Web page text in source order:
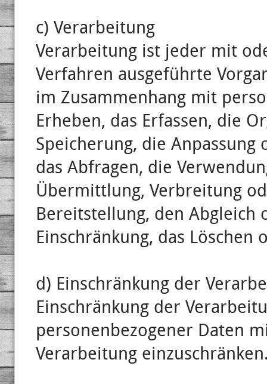
c) Verarbeitung
Verarbeitung ist jeder mit
Verfahren ausgeführte
im Zusammenhang mit
Erheben, das Erfassen, die
Speicherung, die Anpassung
das Abfragen, die
Übermittlung, Verbreitung
Bereitstellung, den Abgleich
Einschränkung, das Löschen
d) Einschränkung der
Einschränkung der
personenbezogener Daten
Verarbeitung